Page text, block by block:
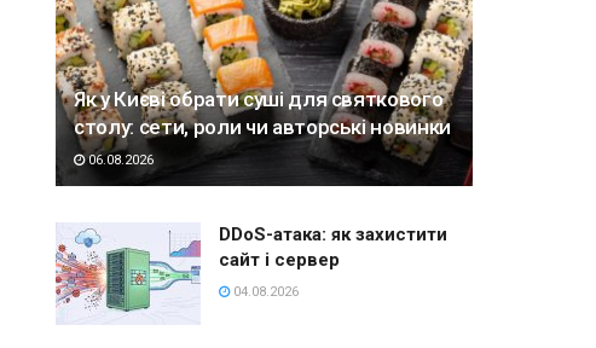
Як у Києві обрати суші для святкового
столу: сети, роли чи авторські новинки
06.08.2026
DDoS-атака: як захистити
сайт і сервер
04.08.2026